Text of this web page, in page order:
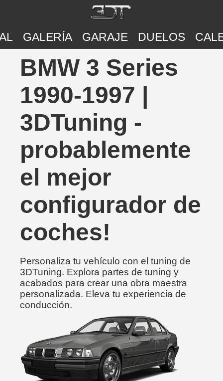
GALERÍA GARAJE DUELOS
BMW 3 Series
1990-1997 |
3DTuning -
probablemente
el mejor
configurador de
coches!
Personaliza tu vehículo con el tuning de
3DTuning. Explora partes de tuning y
acabados para crear una obra maestra
personalizada. Eleva tu experiencia de
conducción.